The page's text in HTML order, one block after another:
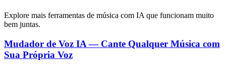
Explore mais ferramentas de música com IA que funcionam muito
bem juntas.
Mudador de Voz IA — Cante Qualquer Música com
Sua Própria Voz